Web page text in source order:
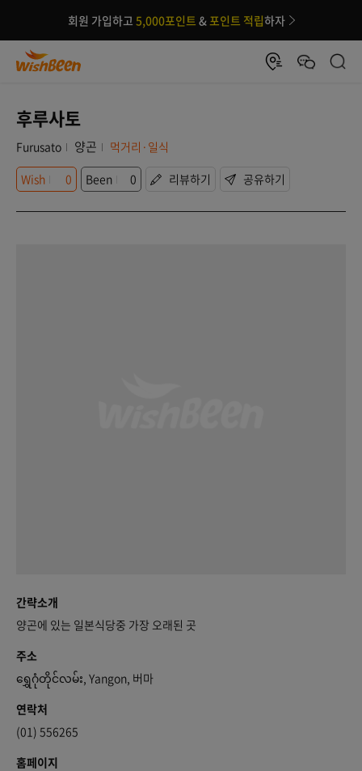
회원 가입하고 5,000포인트 &포인트 적립하자
후루사토
Furusato 양곤
먹거리·일식
Wish
0 Been 0 리뷰하기 공유하기
간략소개
양곤에 있는 일본식당중 가장 오래된 곳
주소
ရွှေဂုံတိုင်လမ်း, Yangon, 버마
연락처
(01) 556265
홈페이지